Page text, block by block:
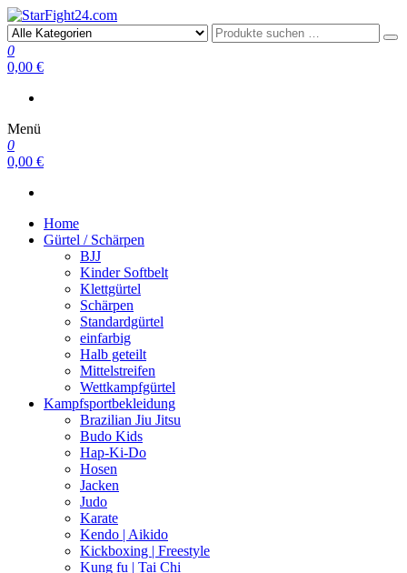
StarFight24.com
Kampfsportartikel
0
0,00 €
Menü
0
0,00 €
Home
Gürtel / Schärpen
BJJ
Kinder Softbelt
Klettgürtel
Schärpen
Standardgürtel
einfarbig
Halb geteilt
Mittelstreifen
Wettkampfgürtel
Kampfsportbekleidung
Brazilian Jiu Jitsu
Budo Kids
Hap-Ki-Do
Hosen
Jacken
Judo
Karate
Kendo | Aikido
Kickboxing | Freestyle
Kung fu | Tai Chi